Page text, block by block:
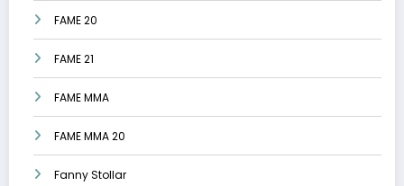
FAME 20
FAME 21
FAME MMA
FAME MMA 20
Fanny Stollar